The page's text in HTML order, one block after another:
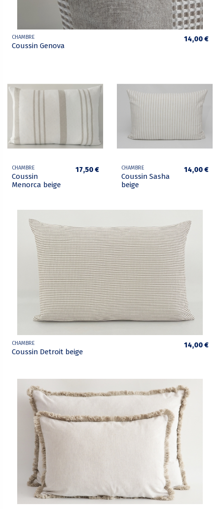
CHAMBRE
Coussin Genova
14,00 €
CHAMBRE
Coussin
Menorca beige
17,50 € CHAMBRE
Coussin Sasha
beige
14,00 €
CHAMBRE
Coussin Detroit beige
14,00 €